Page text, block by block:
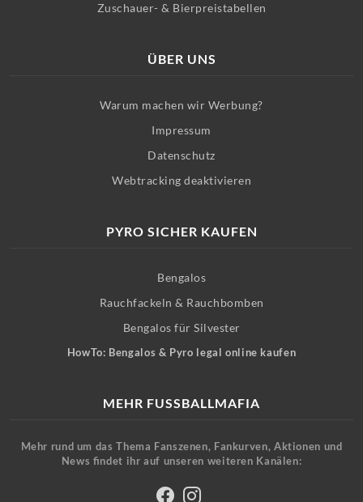
Zuschauer- & Bierpreistabellen
ÜBER UNS
Warum machen wir Werbung?
Impressum
Datenschutz
Webtracking deaktivieren
PYRO SICHER KAUFEN
Bengalos
Rauchfackeln & Rauchbomben
Bengalos für Silvester
HowTo: Bengalos & Pyro legal online kaufen
MEHR FUSSBALLMAFIA
Mehr rund um das Thema Fanszenen, Fankurven, Aktionen und
News findet ihr auf unseren weiteren Kanälen: